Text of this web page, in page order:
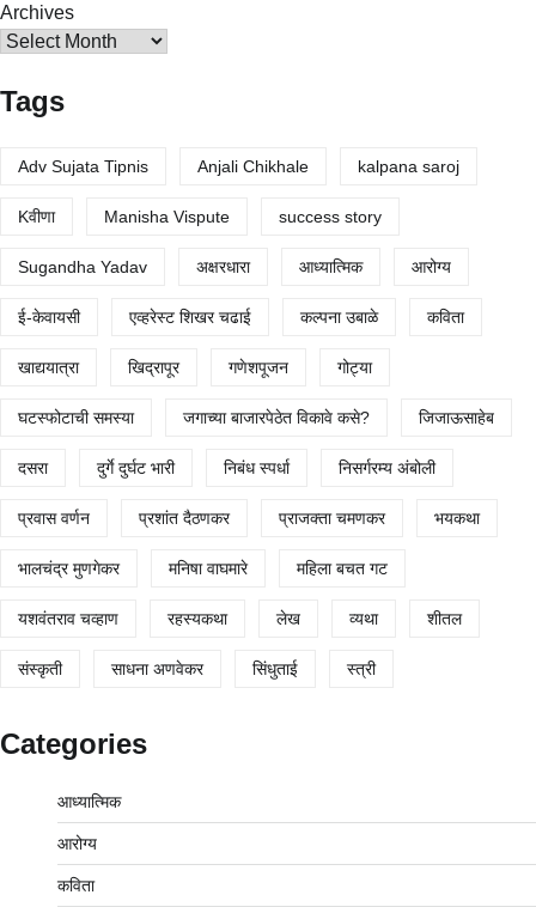
Archives
Tags
Adv Sujata Tipnis Anjali Chikhale kalpana saroj
Kवीणा Manisha Vispute success story
Sugandha Yadav अक्षरधारा आध्यात्मिक आरोग्य
ई-केवायसी एव्हरेस्ट शिखर चढाई कल्पना उबाळे कविता
खाद्ययात्रा खिद्रापूर गणेशपूजन गोट्या
घटस्फोटाची समस्या जगाच्या बाजारपेठेत विकावे कसे? जिजाऊसाहेब
दसरा दुर्गे दुर्घट भारी निबंध स्पर्धा निसर्गरम्य अंबोली
प्रवास वर्णन प्रशांत दैठणकर प्राजक्ता चमणकर भयकथा
भालचंद्र मुणगेकर मनिषा वाघमारे महिला बचत गट
यशवंतराव चव्हाण रहस्यकथा लेख व्यथा शीतल
संस्कृती साधना अणवेकर सिंधुताई स्त्री
Categories
आध्यात्मिक
आरोग्य
कविता